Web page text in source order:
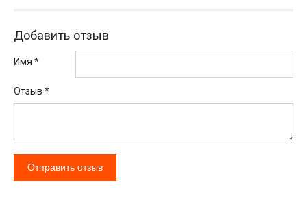
Добавить отзыв
Имя *
Отзыв *